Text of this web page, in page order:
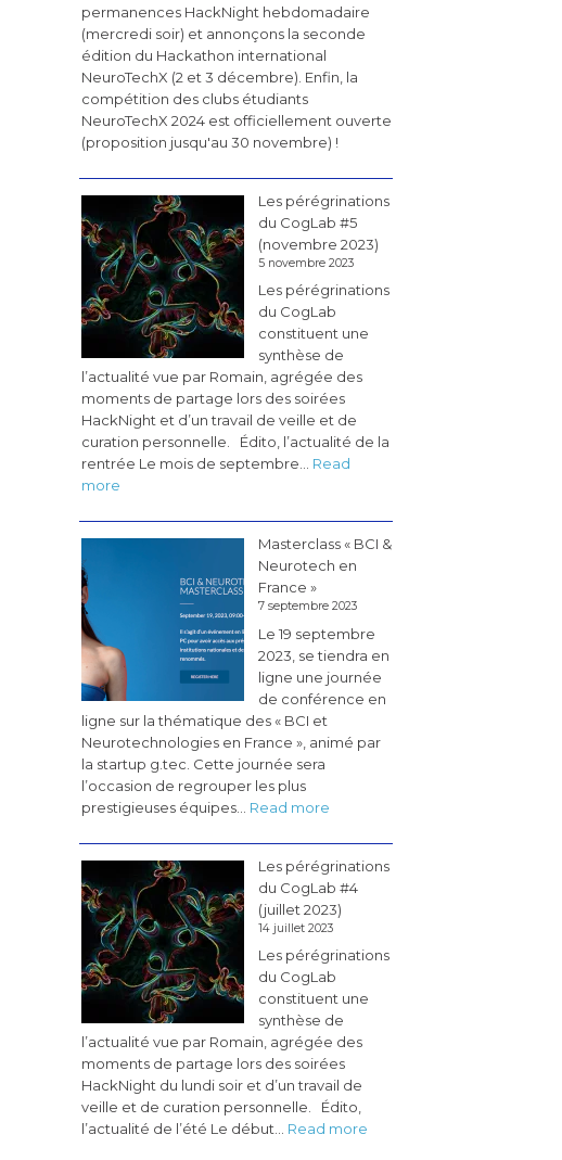
permanences HackNight hebdomadaire
(mercredi soir) et annonçons la seconde
édition du Hackathon international
NeuroTechX (2 et 3 décembre). Enfin, la
compétition des clubs étudiants
NeuroTechX 2024 est officiellement ouverte
(proposition jusqu'au 30 novembre) !
Les pérégrinations
du CogLab #5
(novembre 2023)
5 novembre 2023
Les pérégrinations
du CogLab
constituent une
synthèse de
l’actualité vue par Romain, agrégée des
moments de partage lors des soirées
HackNight et d’un travail de veille et de
curation personnelle. Édito, l’actualité de la
rentrée Le mois de septembre… Read
more
pérégrinations
(novembre
Masterclass « BCI &
Neurotech en
France »
7 septembre 2023
Le 19 septembre
2023, se tiendra en
ligne une journée
de conférence en
ligne sur la thématique des « BCI et
Neurotechnologies en France », animé par
la startup g.tec. Cette journée sera
l’occasion de regrouper les plus
prestigieuses équipes… Read more
«
BCI
&
Neurotech
en
France
»
Les pérégrinations
du CogLab #4
(juillet 2023)
14 juillet 2023
Les pérégrinations
du CogLab
constituent une
synthèse de
l’actualité vue par Romain, agrégée des
moments de partage lors des soirées
HackNight du lundi soir et d’un travail de
veille et de curation personnelle. Édito,
l’actualité de l’été Le début… Read more